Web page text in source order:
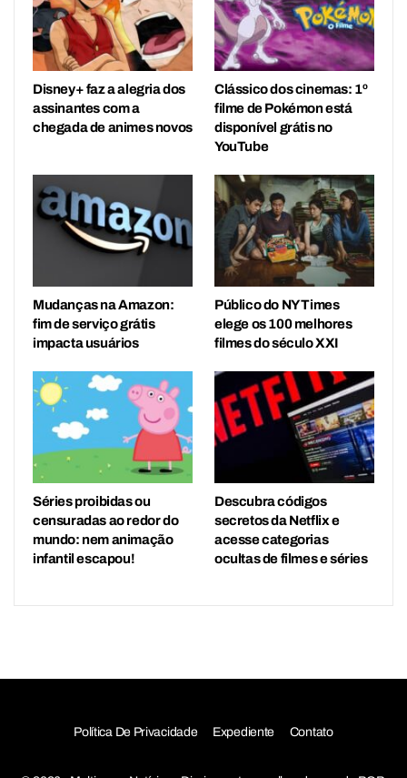
Disney+ faz a alegria dos
assinantes com a
chegada de animes novos
Clássico dos cinemas: 1º
filme de Pokémon está
disponível grátis no
YouTube
Mudanças na Amazon:
fim de serviço grátis
impacta usuários
Público do NY Times
elege os 100 melhores
filmes do século XXI
Séries proibidas ou
censuradas ao redor do
mundo: nem animação
infantil escapou!
Descubra códigos
secretos da Netflix e
acesse categorias
ocultas de filmes e séries
Política De Privacidade Expediente Contato